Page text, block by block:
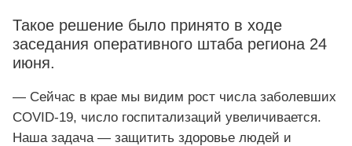
Такое решение было принято в ходе
заседания оперативного штаба региона 24
июня.
— Сейчас в крае мы видим рост числа заболевших
COVID-19, число госпитализаций увеличивается.
Наша задача — защитить здоровье людей и